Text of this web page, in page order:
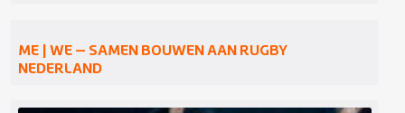
ME | WE — SAMEN BOUWEN AAN RUGBY
NEDERLAND